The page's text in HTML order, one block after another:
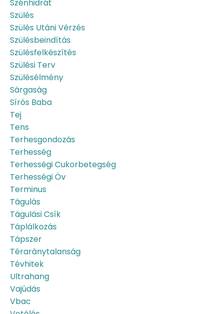
Szénhidrát
Szülés
Szülés Utáni Vérzés
Szülésbeindítás
Szülésfelkészítés
Szülési Terv
Szülésélmény
Sárgaság
Sírós Baba
Tej
Tens
Terhesgondozás
Terhesség
Terhességi Cukorbetegség
Terhességi Öv
Terminus
Tágulás
Tágulási Csík
Táplálkozás
Tápszer
Téraránytalanság
Tévhitek
Ultrahang
Vajúdás
Vbac